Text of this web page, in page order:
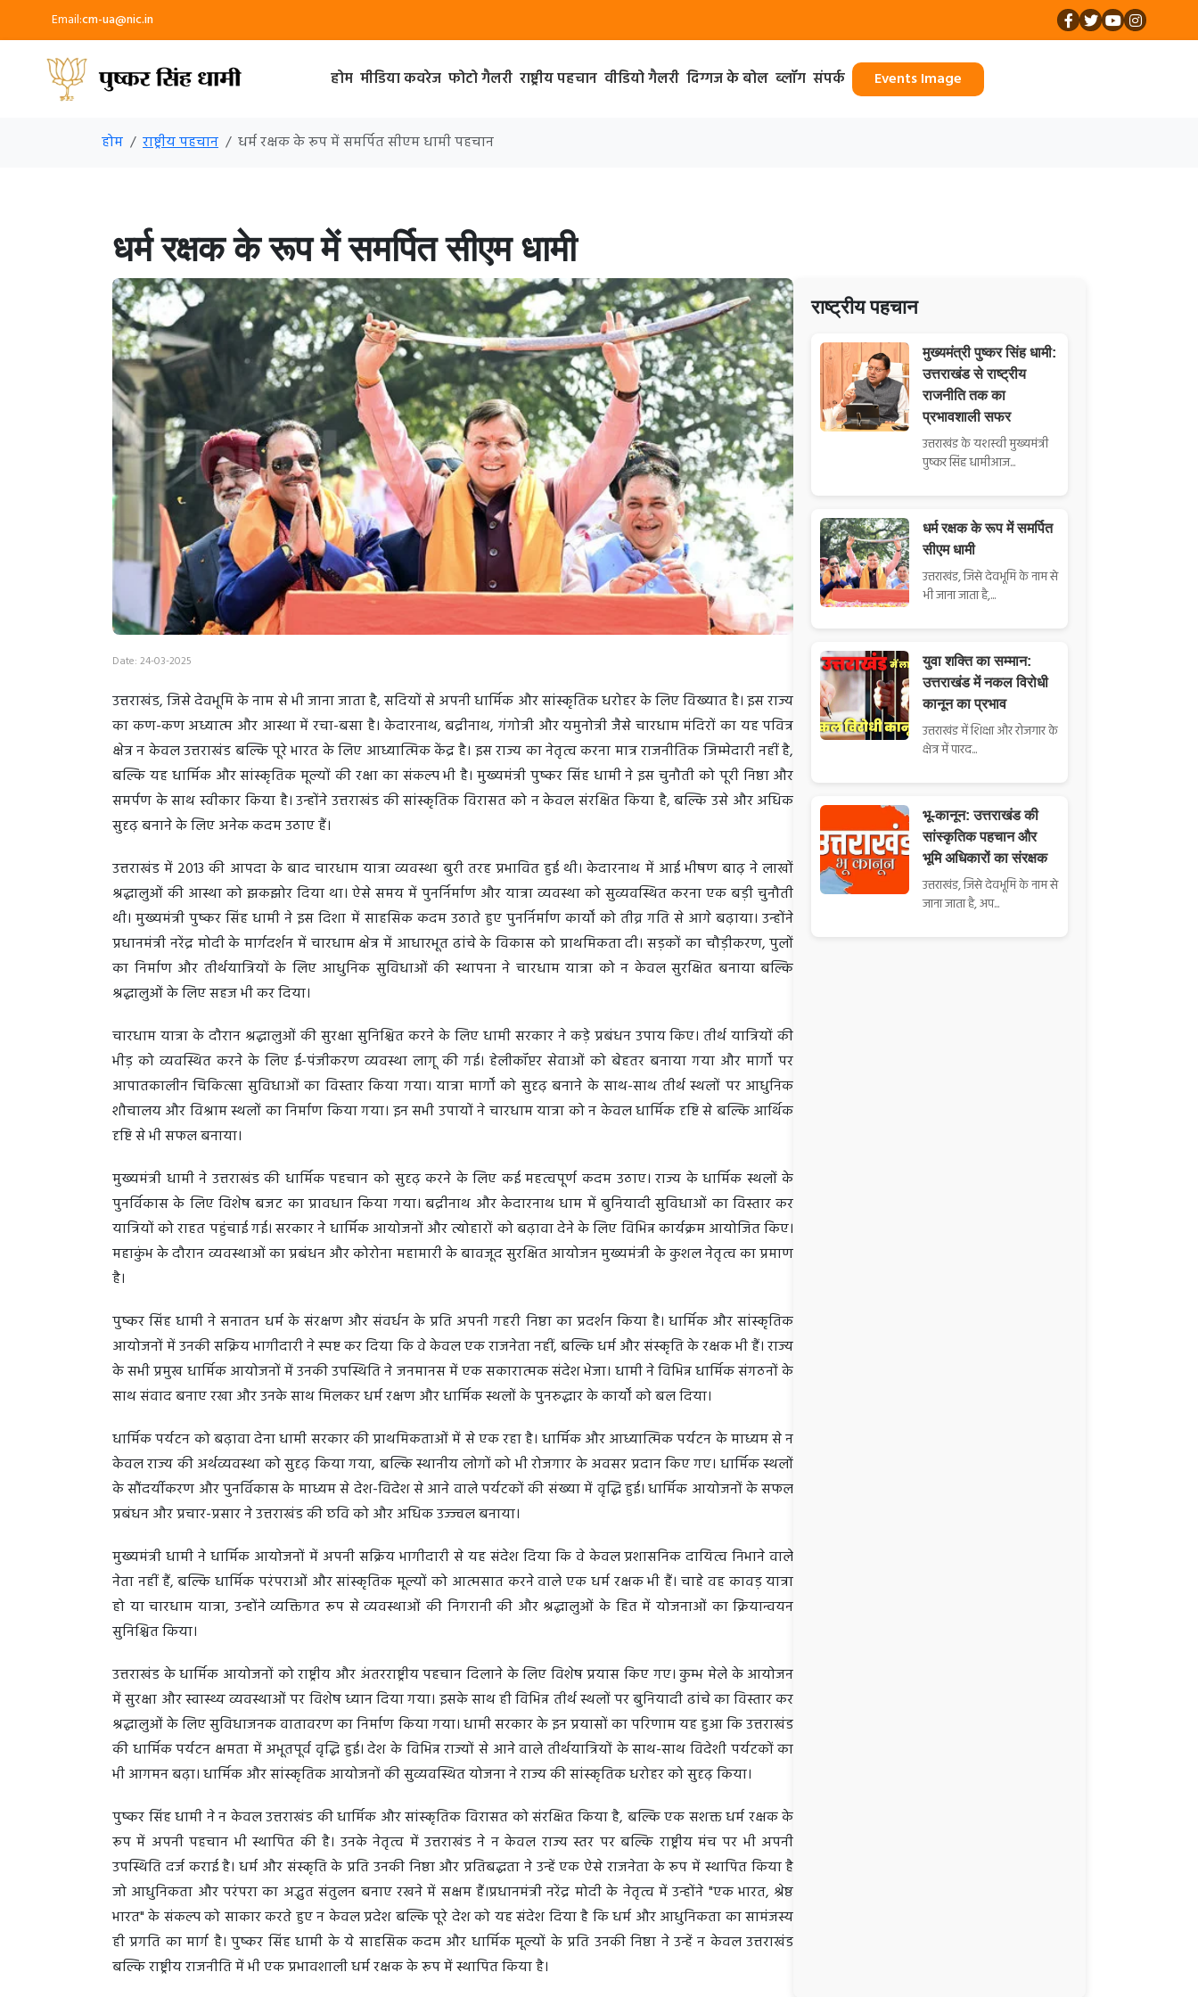
Email:cm-ua@nic.in
होम मीडिया कवरेज फोटो गैलरी राष्ट्रीय पहचान वीडियो गैलरी दिग्गज के बोल ब्लॉग संपर्क Events Image
होम राष्ट्रीय पहचान धर्म रक्षक के रूप में समर्पित सीएम धामी पहचान
धर्म रक्षक के रूप में समर्पित सीएम धामी
Date: 24-03-2025
उत्तराखंड, जिसे देवभूमि के नाम से भी जाना जाता है, सदियों से अपनी धार्मिक और सांस्कृतिक धरोहर के लिए विख्यात है। इस राज्य
का कण-कण अध्यात्म और आस्था में रचा-बसा है। केदारनाथ, बद्रीनाथ, गंगोत्री और यमुनोत्री जैसे चारधाम मंदिरों का यह पवित्र
क्षेत्र न केवल उत्तराखंड बल्कि पूरे भारत के लिए आध्यात्मिक केंद्र है। इस राज्य का नेतृत्व करना मात्र राजनीतिक जिम्मेदारी नहीं है,
बल्कि यह धार्मिक और सांस्कृतिक मूल्यों की रक्षा का संकल्प भी है। मुख्यमंत्री पुष्कर सिंह धामी ने इस चुनौती को पूरी निष्ठा और
समर्पण के साथ स्वीकार किया है। उन्होंने उत्तराखंड की सांस्कृतिक विरासत को न केवल संरक्षित किया है, बल्कि उसे और अधिक
सुदृढ़ बनाने के लिए अनेक कदम उठाए हैं।
उत्तराखंड में 2013 की आपदा के बाद चारधाम यात्रा व्यवस्था बुरी तरह प्रभावित हुई थी। केदारनाथ में आई भीषण बाढ़ ने लाखों
श्रद्धालुओं की आस्था को झकझोर दिया था। ऐसे समय में पुनर्निर्माण और यात्रा व्यवस्था को सुव्यवस्थित करना एक बड़ी चुनौती
थी। मुख्यमंत्री पुष्कर सिंह धामी ने इस दिशा में साहसिक कदम उठाते हुए पुनर्निर्माण कार्यों को तीव्र गति से आगे बढ़ाया। उन्होंने
प्रधानमंत्री नरेंद्र मोदी के मार्गदर्शन में चारधाम क्षेत्र में आधारभूत ढांचे के विकास को प्राथमिकता दी। सड़कों का चौड़ीकरण, पुलों
का निर्माण और तीर्थयात्रियों के लिए आधुनिक सुविधाओं की स्थापना ने चारधाम यात्रा को न केवल सुरक्षित बनाया बल्कि
श्रद्धालुओं के लिए सहज भी कर दिया।
चारधाम यात्रा के दौरान श्रद्धालुओं की सुरक्षा सुनिश्चित करने के लिए धामी सरकार ने कड़े प्रबंधन उपाय किए। तीर्थ यात्रियों की
भीड़ को व्यवस्थित करने के लिए ई-पंजीकरण व्यवस्था लागू की गई। हेलीकॉप्टर सेवाओं को बेहतर बनाया गया और मार्गों पर
आपातकालीन चिकित्सा सुविधाओं का विस्तार किया गया। यात्रा मार्गों को सुदृढ़ बनाने के साथ-साथ तीर्थ स्थलों पर आधुनिक
शौचालय और विश्राम स्थलों का निर्माण किया गया। इन सभी उपायों ने चारधाम यात्रा को न केवल धार्मिक दृष्टि से बल्कि आर्थिक
दृष्टि से भी सफल बनाया।
मुख्यमंत्री धामी ने उत्तराखंड की धार्मिक पहचान को सुदृढ़ करने के लिए कई महत्वपूर्ण कदम उठाए। राज्य के धार्मिक स्थलों के
पुनर्विकास के लिए विशेष बजट का प्रावधान किया गया। बद्रीनाथ और केदारनाथ धाम में बुनियादी सुविधाओं का विस्तार कर
यात्रियों को राहत पहुंचाई गई। सरकार ने धार्मिक आयोजनों और त्योहारों को बढ़ावा देने के लिए विभिन्न कार्यक्रम आयोजित किए।
महाकुंभ के दौरान व्यवस्थाओं का प्रबंधन और कोरोना महामारी के बावजूद सुरक्षित आयोजन मुख्यमंत्री के कुशल नेतृत्व का प्रमाण
है।
पुष्कर सिंह धामी ने सनातन धर्म के संरक्षण और संवर्धन के प्रति अपनी गहरी निष्ठा का प्रदर्शन किया है। धार्मिक और सांस्कृतिक
आयोजनों में उनकी सक्रिय भागीदारी ने स्पष्ट कर दिया कि वे केवल एक राजनेता नहीं, बल्कि धर्म और संस्कृति के रक्षक भी हैं। राज्य
के सभी प्रमुख धार्मिक आयोजनों में उनकी उपस्थिति ने जनमानस में एक सकारात्मक संदेश भेजा। धामी ने विभिन्न धार्मिक संगठनों के
साथ संवाद बनाए रखा और उनके साथ मिलकर धर्म रक्षण और धार्मिक स्थलों के पुनरुद्धार के कार्यों को बल दिया।
धार्मिक पर्यटन को बढ़ावा देना धामी सरकार की प्राथमिकताओं में से एक रहा है। धार्मिक और आध्यात्मिक पर्यटन के माध्यम से न
केवल राज्य की अर्थव्यवस्था को सुदृढ़ किया गया, बल्कि स्थानीय लोगों को भी रोजगार के अवसर प्रदान किए गए। धार्मिक स्थलों
के सौंदर्यीकरण और पुनर्विकास के माध्यम से देश-विदेश से आने वाले पर्यटकों की संख्या में वृद्धि हुई। धार्मिक आयोजनों के सफल
प्रबंधन और प्रचार-प्रसार ने उत्तराखंड की छवि को और अधिक उज्ज्वल बनाया।
मुख्यमंत्री धामी ने धार्मिक आयोजनों में अपनी सक्रिय भागीदारी से यह संदेश दिया कि वे केवल प्रशासनिक दायित्व निभाने वाले
नेता नहीं हैं, बल्कि धार्मिक परंपराओं और सांस्कृतिक मूल्यों को आत्मसात करने वाले एक धर्म रक्षक भी हैं। चाहे वह कावड़ यात्रा
हो या चारधाम यात्रा, उन्होंने व्यक्तिगत रूप से व्यवस्थाओं की निगरानी की और श्रद्धालुओं के हित में योजनाओं का क्रियान्वयन
सुनिश्चित किया।
उत्तराखंड के धार्मिक आयोजनों को राष्ट्रीय और अंतरराष्ट्रीय पहचान दिलाने के लिए विशेष प्रयास किए गए। कुम्भ मेले के आयोजन
में सुरक्षा और स्वास्थ्य व्यवस्थाओं पर विशेष ध्यान दिया गया। इसके साथ ही विभिन्न तीर्थ स्थलों पर बुनियादी ढांचे का विस्तार कर
श्रद्धालुओं के लिए सुविधाजनक वातावरण का निर्माण किया गया। धामी सरकार के इन प्रयासों का परिणाम यह हुआ कि उत्तराखंड
की धार्मिक पर्यटन क्षमता में अभूतपूर्व वृद्धि हुई। देश के विभिन्न राज्यों से आने वाले तीर्थयात्रियों के साथ-साथ विदेशी पर्यटकों का
भी आगमन बढ़ा। धार्मिक और सांस्कृतिक आयोजनों की सुव्यवस्थित योजना ने राज्य की सांस्कृतिक धरोहर को सुदृढ़ किया।
पुष्कर सिंह धामी ने न केवल उत्तराखंड की धार्मिक और सांस्कृतिक विरासत को संरक्षित किया है, बल्कि एक सशक्त धर्म रक्षक के
रूप में अपनी पहचान भी स्थापित की है। उनके नेतृत्व में उत्तराखंड ने न केवल राज्य स्तर पर बल्कि राष्ट्रीय मंच पर भी अपनी
उपस्थिति दर्ज कराई है। धर्म और संस्कृति के प्रति उनकी निष्ठा और प्रतिबद्धता ने उन्हें एक ऐसे राजनेता के रूप में स्थापित किया है
जो आधुनिकता और परंपरा का अद्भुत संतुलन बनाए रखने में सक्षम हैं।प्रधानमंत्री नरेंद्र मोदी के नेतृत्व में उन्होंने "एक भारत, श्रेष्ठ
भारत" के संकल्प को साकार करते हुए न केवल प्रदेश बल्कि पूरे देश को यह संदेश दिया है कि धर्म और आधुनिकता का सामंजस्य
ही प्रगति का मार्ग है। पुष्कर सिंह धामी के ये साहसिक कदम और धार्मिक मूल्यों के प्रति उनकी निष्ठा ने उन्हें न केवल उत्तराखंड
बल्कि राष्ट्रीय राजनीति में भी एक प्रभावशाली धर्म रक्षक के रूप में स्थापित किया है।
राष्ट्रीय पहचान
मुख्यमंत्री पुष्कर सिंह धामी:
उत्तराखंड से राष्ट्रीय
राजनीति तक का
प्रभावशाली सफर
उत्तराखंड के यशस्वी मुख्यमंत्री
पुष्कर सिंह धामीआज...
धर्म रक्षक के रूप में समर्पित
सीएम धामी
उत्तराखंड, जिसे देवभूमि के नाम से
भी जाना जाता है,...
युवा शक्ति का सम्मान:
उत्तराखंड में नकल विरोधी
कानून का प्रभाव
उत्तराखंड में शिक्षा और रोजगार के
क्षेत्र में पारद...
भू-कानून: उत्तराखंड की
सांस्कृतिक पहचान और
भूमि अधिकारों का संरक्षक
उत्तराखंड, जिसे देवभूमि के नाम से
जाना जाता है, अप...